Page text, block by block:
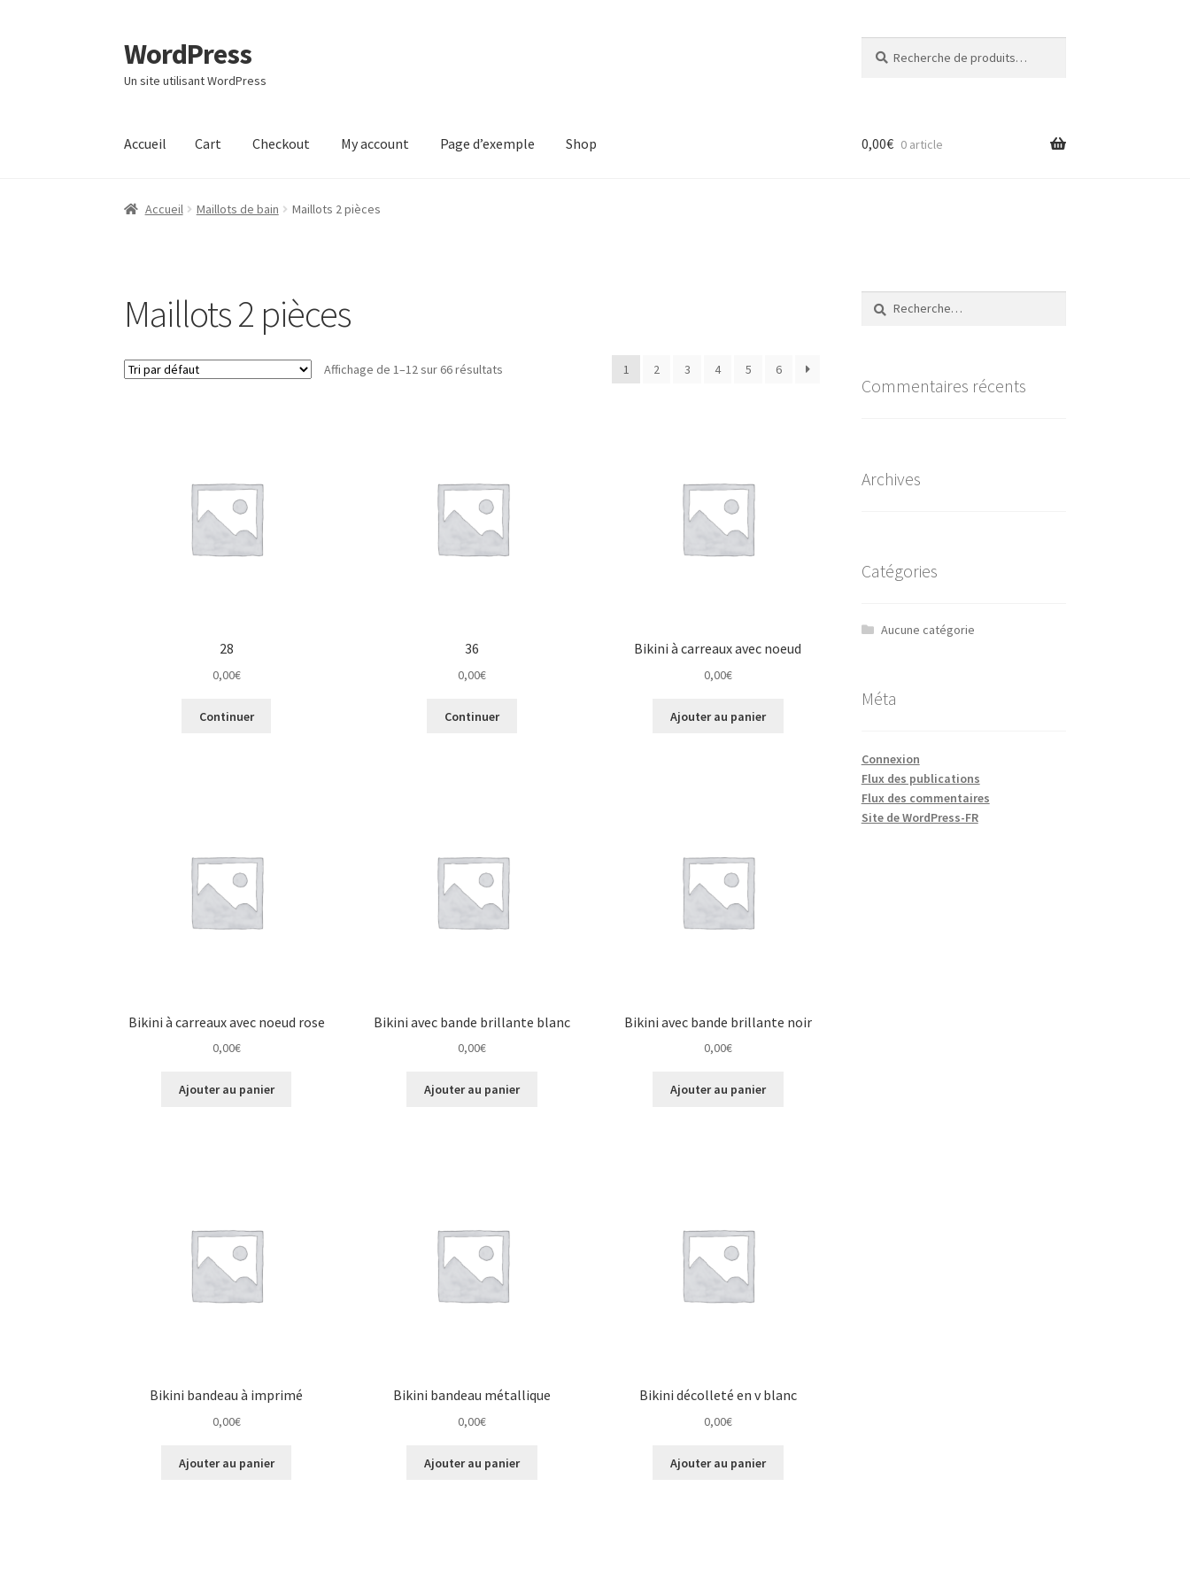
Aller
à
la
Aller
au
contenu
WordPress
Un site utilisant WordPress
pour :
Accueil Cart Checkout My account Page d’exemple Shop
Accueil Cart Checkout My account Page d’exemple
0,00€ 0 article
Accueil Maillots de bain Maillots 2 pièces
Maillots 2 pièces
Affichage de 1–12 sur 66 résultats 1 2 3 4 5 6
28
0,00€
Continuer
36
0,00€
Continuer
Bikini à carreaux avec noeud
0,00€
Ajouter au panier
Bikini à carreaux avec noeud rose
0,00€
Ajouter au panier
Bikini avec bande brillante blanc
0,00€
Ajouter au panier
Bikini avec bande brillante noir
0,00€
Ajouter au panier
Bikini bandeau à imprimé
0,00€
Ajouter au panier
Bikini bandeau métallique
0,00€
Ajouter au panier
Bikini décolleté en v blanc
0,00€
Ajouter au panier
Rechercher :
Commentaires récents
Archives
Catégories
Aucune catégorie
Méta
Connexion
Flux des publications
Flux des commentaires
Site de WordPress-FR